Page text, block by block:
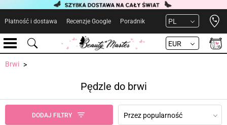
Płatność i dostawa Recenzje Google Poradnik PL
EUR
Brwi
Pędzle do brwi
DODAJ FILTRY Przez popularność